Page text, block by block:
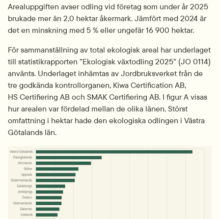
Arealuppgiften avser odling vid företag som under år 2025
brukade mer än 2,0 hektar åkermark. Jämfört med 2024 är
det en minskning med 5 % eller ungefär 16 900 hektar.
För sammanställning av total ekologisk areal har underlaget
till statistikrapporten ”Ekologisk växtodling 2025” (JO 0114)
använts. Underlaget inhämtas av Jordbruksverket från de
tre godkända kontrollorganen, Kiwa Certification AB,
HS Certifiering AB och SMAK Certifiering AB. I figur A visas
hur arealen var fördelad mellan de olika länen. Störst
omfattning i hektar hade den ekologiska odlingen i Västra
Götalands län.